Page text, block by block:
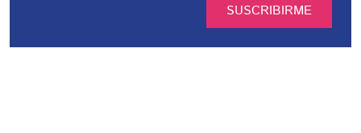
SUSCRIBIRME